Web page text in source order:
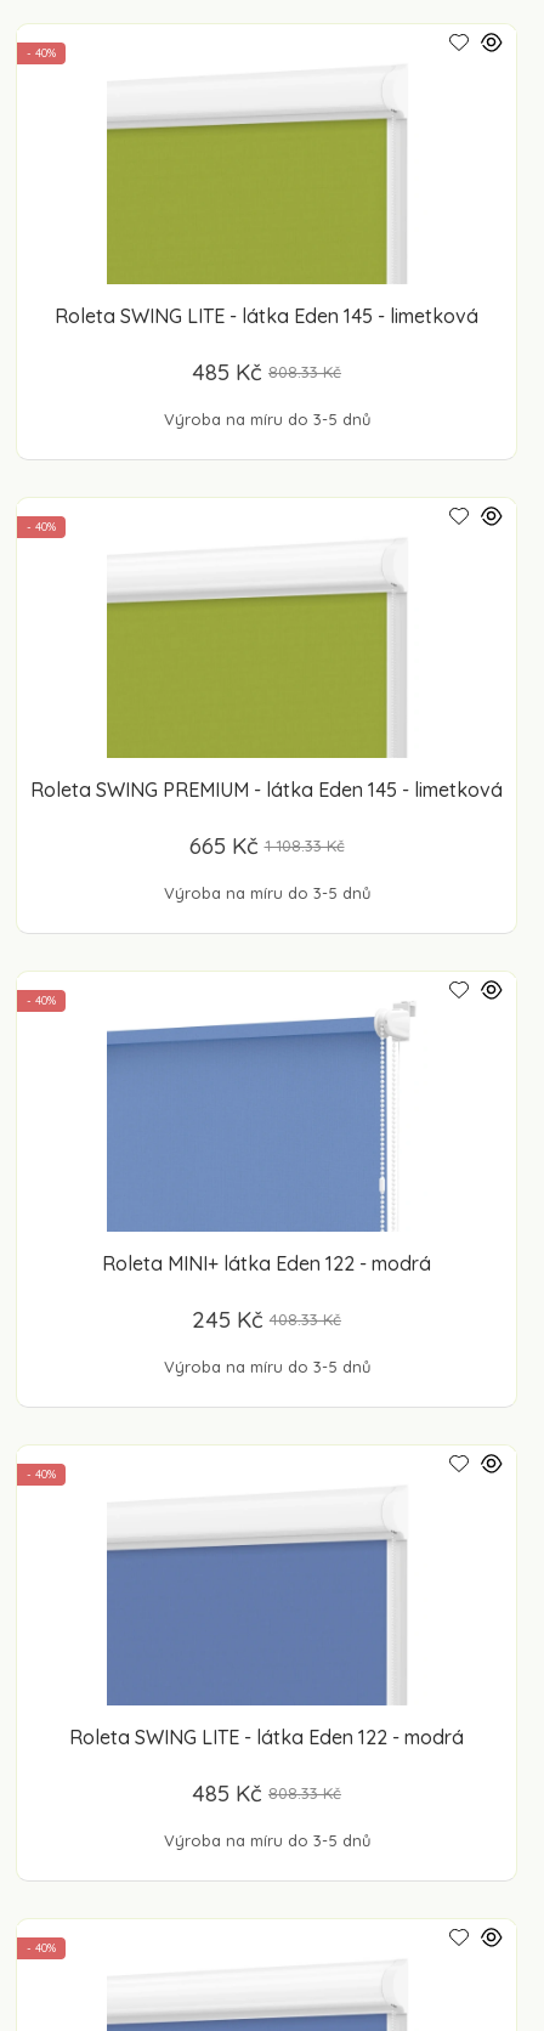
Roleta SWING LITE - látka Eden 145 - limetková
- 40%
Výroba na míru do 3-5 dnů
485 Kč 808.33 Kč
Roleta SWING PREMIUM - látka Eden 145 - limetková
- 40%
Výroba na míru do 3-5 dnů
665 Kč 1 108.33 Kč
Roleta MINI+ látka Eden 122 - modrá
- 40%
Výroba na míru do 3-5 dnů
245 Kč 408.33 Kč
Roleta SWING LITE - látka Eden 122 - modrá
- 40%
Výroba na míru do 3-5 dnů
485 Kč 808.33 Kč
- 40%